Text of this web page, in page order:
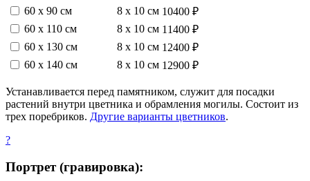
60 х 90 см
8 х 10 см 10400 ₽
60 х 110 см
8 х 10 см 11400 ₽
60 х 130 см
8 х 10 см 12400 ₽
60 х 140 см
8 х 10 см 12900 ₽
Устанавливается перед памятником, служит для посадки
растений внутри цветника и обрамления могилы. Состоит из
трех поребриков. Другие варианты цветников.
?
Портрет (гравировка):